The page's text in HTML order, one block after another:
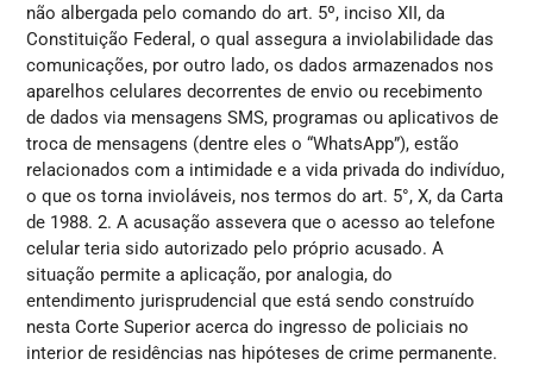
não albergada pelo comando do art. 5º, inciso XII, da
Constituição Federal, o qual assegura a inviolabilidade das
comunicações, por outro lado, os dados armazenados nos
aparelhos celulares decorrentes de envio ou recebimento
de dados via mensagens SMS, programas ou aplicativos de
troca de mensagens (dentre eles o “WhatsApp”), estão
relacionados com a intimidade e a vida privada do indivíduo,
o que os torna invioláveis, nos termos do art. 5°, X, da Carta
de 1988. 2. A acusação assevera que o acesso ao telefone
celular teria sido autorizado pelo próprio acusado. A
situação permite a aplicação, por analogia, do
entendimento jurisprudencial que está sendo construído
nesta Corte Superior acerca do ingresso de policiais no
interior de residências nas hipóteses de crime permanente.